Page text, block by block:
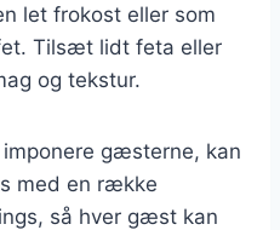
let frokost eller som
Tilsæt lidt feta eller
og tekstur.
gæsterne, kan
med en række
så hver gæst kan